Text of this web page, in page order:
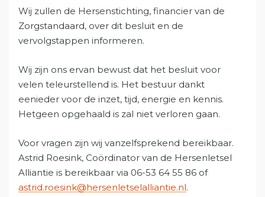
Wij zullen de Hersenstichting, financier van de
Zorgstandaard, over dit besluit en de
vervolgstappen informeren.
Wij zijn ons ervan bewust dat het besluit voor
velen teleurstellend is. Het bestuur dankt
eenieder voor de inzet, tijd, energie en kennis.
Hetgeen opgehaald is zal niet verloren gaan.
Voor vragen zijn wij vanzelfsprekend bereikbaar.
Astrid Roesink, Coördinator van de Hersenletsel
Alliantie is bereikbaar via 06-53 64 55 86 of
astrid.roesink@hersenletselalliantie.nl.